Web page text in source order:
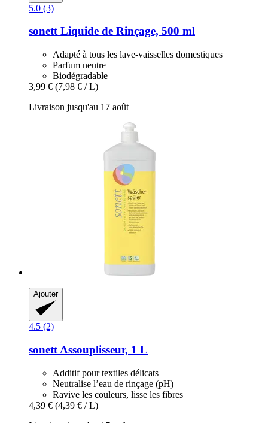
5.0 (3)
sonettLiquide de Rinçage, 500 ml
Adapté à tous les lave-vaisselles domestiques
Parfum neutre
Biodégradable
3,99 € (7,98 € / L)
Livraison jusqu'au 17 août
Ajouter
4.5 (2)
sonett Assouplisseur, 1 L
Additif pour textiles délicats
Neutralise l’eau de rinçage (pH)
Ravive les couleurs, lisse les fibres
4,39 € (4,39 € / L)